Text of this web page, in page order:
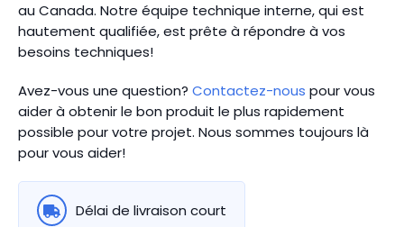
au Canada. Notre équipe technique interne, qui est
hautement qualifiée, est prête à répondre à vos
besoins techniques!
Avez-vous une question? Contactez-nous pour vous
aider à obtenir le bon produit le plus rapidement
possible pour votre projet. Nous sommes toujours là
pour vous aider!
Délai de livraison court